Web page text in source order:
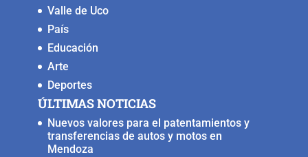
Valle de Uco
País
Educación
Arte
Deportes
ÚLTIMAS NOTICIAS
Nuevos valores para el patentamientos y
transferencias de autos y motos en
Mendoza